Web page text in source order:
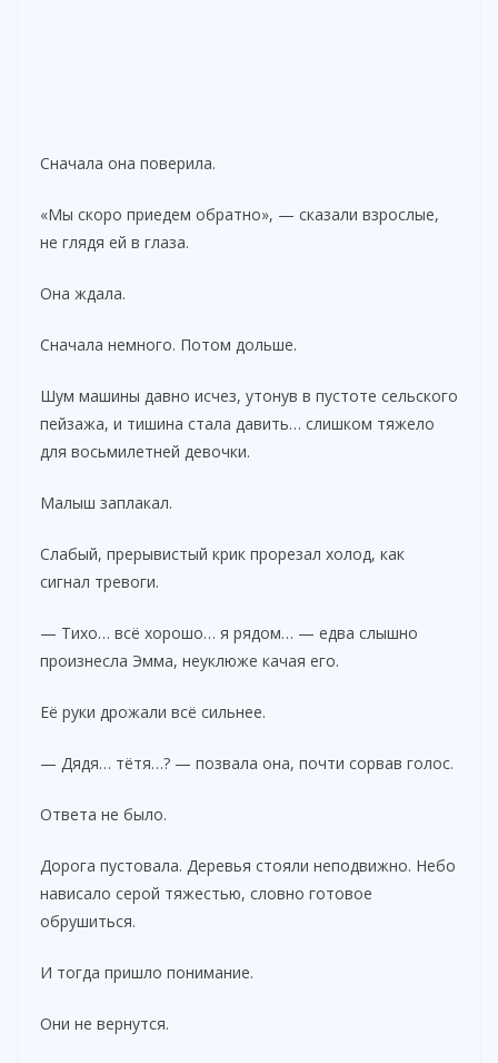
Сначала она поверила.
«Мы скоро приедем обратно», — сказали взрослые,
не глядя ей в глаза.
Она ждала.
Сначала немного. Потом дольше.
Шум машины давно исчез, утонув в пустоте сельского
пейзажа, и тишина стала давить… слишком тяжело
для восьмилетней девочки.
Малыш заплакал.
Слабый, прерывистый крик прорезал холод, как
сигнал тревоги.
— Тихо… всё хорошо… я рядом… — едва слышно
произнесла Эмма, неуклюже качая его.
Её руки дрожали всё сильнее.
— Дядя… тётя…? — позвала она, почти сорвав голос.
Ответа не было.
Дорога пустовала. Деревья стояли неподвижно. Небо
нависало серой тяжестью, словно готовое
обрушиться.
И тогда пришло понимание.
Они не вернутся.